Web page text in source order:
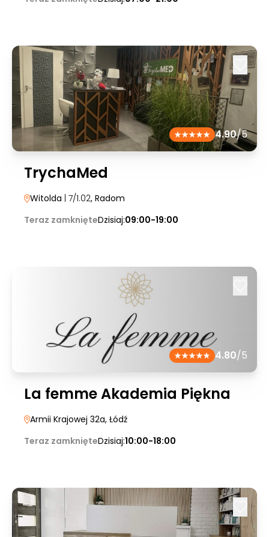
4.90/5
TrychaMed
Witolda | 7/1.02, Radom
Teraz zamknięteDzisiaj:09:00-19:00
4.80/5
La femme Akademia Piękna
Armii Krajowej 32a, Łódź
Teraz zamknięteDzisiaj:10:00-18:00